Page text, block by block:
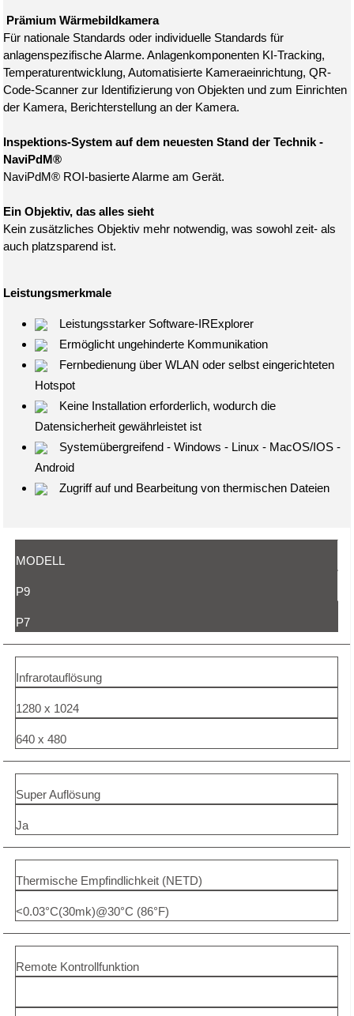
Prämium Wärmebildkamera
Für nationale Standards oder individuelle Standards für
anlagenspezifische Alarme. Anlagenkomponenten KI-Tracking,
Temperaturentwicklung, Automatisierte Kameraeinrichtung, QR-
Code-Scanner zur Identifizierung von Objekten und zum Einrichten
der Kamera, Berichterstellung an der Kamera.
Inspektions-System auf dem neuesten Stand der Technik -
NaviPdM®
NaviPdM® ROI-basierte Alarme am Gerät.
Ein Objektiv, das alles sieht
Kein zusätzliches Objektiv mehr notwendig, was sowohl zeit- als
auch platzsparend ist.
Leistungsmerkmale
Leistungsstarker Software-IRExplorer
Ermöglicht ungehinderte Kommunikation
Fernbedienung über WLAN oder selbst eingerichteten
Hotspot
Keine Installation erforderlich, wodurch die
Datensicherheit gewährleistet ist
Systemübergreifend - Windows - Linux - MacOS/IOS -
Android
Zugriff auf und Bearbeitung von thermischen Dateien
MODELL
P9
P7
Infrarotauflösung
1280 x 1024
640 x 480
Super Auflösung
Ja
Thermische Empfindlichkeit (NETD)
<0.03°C(30mk)@30°C (86°F)
Remote Kontrollfunktion